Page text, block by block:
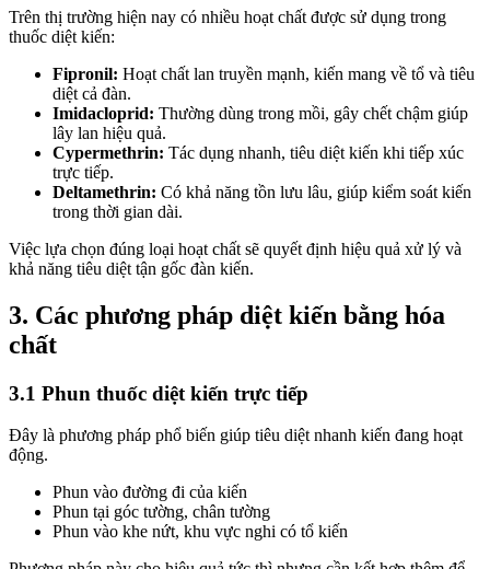
Trên thị trường hiện nay có nhiều hoạt chất được sử dụng trong
thuốc diệt kiến:
Fipronil: Hoạt chất lan truyền mạnh, kiến mang về tổ và tiêu
diệt cả đàn.
Imidacloprid: Thường dùng trong mồi, gây chết chậm giúp
lây lan hiệu quả.
Cypermethrin: Tác dụng nhanh, tiêu diệt kiến khi tiếp xúc
trực tiếp.
Deltamethrin: Có khả năng tồn lưu lâu, giúp kiểm soát kiến
trong thời gian dài.
Việc lựa chọn đúng loại hoạt chất sẽ quyết định hiệu quả xử lý và
khả năng tiêu diệt tận gốc đàn kiến.
3. Các phương pháp diệt kiến bằng hóa
chất
3.1 Phun thuốc diệt kiến trực tiếp
Đây là phương pháp phổ biến giúp tiêu diệt nhanh kiến đang hoạt
động.
Phun vào đường đi của kiến
Phun tại góc tường, chân tường
Phun vào khe nứt, khu vực nghi có tổ kiến